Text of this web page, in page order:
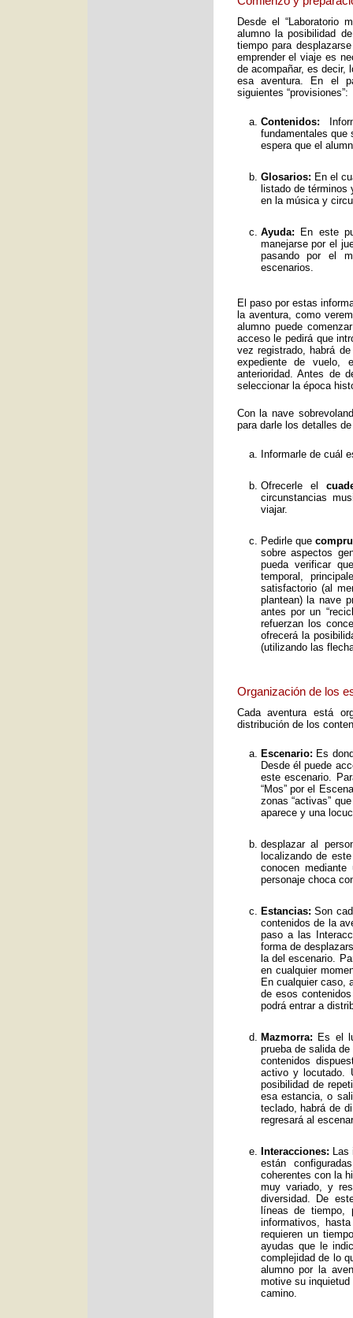
Desde el “Laboratorio
alumno la posibilidad
tiempo para
emprender el viaje es
de acompañar, es decir,
esa aventura. En el
siguientes “provisiones”:
Contenidos:
fundamentales que
espera que el
Glosarios: En el
listado de
en la música y
Ayuda: En este
manejarse por el
pasando por el
escenarios.
El paso por estas
la aventura, como
alumno puede
acceso le pedirá que
vez registrado, habrá
expediente de vuelo,
anterioridad. Antes de
seleccionar la época
Con la nave
para darle los detalles
Informarle de cuál
Ofrecerle el
circunstancias
viajar.
Pedirle que
sobre aspectos
pueda verificar
temporal,
satisfactorio (al
plantean) la nave
antes por un
refuerzan los
ofrecerá la
(utilizando las
Organización de los
Cada aventura está
distribución de los
Escenario: Es
Desde él puede
este escenario.
“Mos” por el
zonas “activas”
aparece y una
desplazar al
localizando de
conocen
personaje choca
Estancias: Son
contenidos de la
paso a las
forma de
la del escenario.
en cualquier
En cualquier caso,
de esos
podrá entrar a
Mazmorra: Es el
prueba de salida
contenidos
activo y locutado.
posibilidad de
esa estancia, o
teclado, habrá de
regresará al
Interacciones: Las
están
coherentes con la
muy variado, y
diversidad. De
líneas de tiempo,
informativos,
requieren un
ayudas que le
complejidad de lo
alumno por la
motive su
camino.